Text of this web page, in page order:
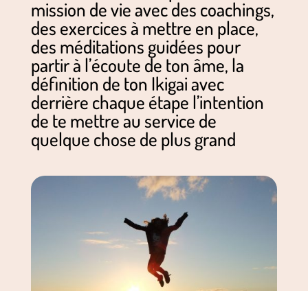
mission de vie avec des coachings,
des exercices à mettre en place,
des méditations guidées pour
partir à l’écoute de ton âme, la
définition de ton Ikigai avec
derrière chaque étape l’intention
de te mettre au service de
quelque chose de plus grand